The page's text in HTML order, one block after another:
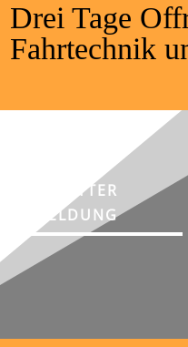
Drei Tage
Fahrtechnik
NEWSLETTER
ANMELDUNG